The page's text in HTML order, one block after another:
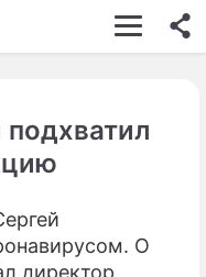
ШОУ-БИЗНЕС
КИНО
ЗДОРОВЬЕ
ЭКОНОМИКА
О
директор